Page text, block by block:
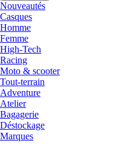
Nouveautés
Casques
Homme
Femme
High-Tech
Racing
Moto & scooter
Tout-terrain
Adventure
Atelier
Bagagerie
Déstockage
Marques